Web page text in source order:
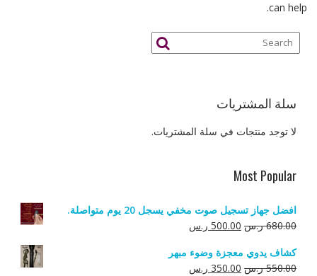
can help.
سلة المشتريات
لا توجد منتجات في سلة المشتريات.
Most Popular
افضل جهاز تسجيل صوت مخفي يسجل 20 يوم متواصلة.
680.00 ر.س السعر
هو:
680.00 ر.س.
500.00 ر.سالسعر
هو:
500.00 ر.س.
كشاف يدوي معجزة وضوء مبهر
550.00 ر.س السعر
350.00 ر.سالسعر